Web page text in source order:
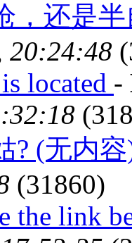
，还是
20:24:48
located -
? (无内
(31860)
the link